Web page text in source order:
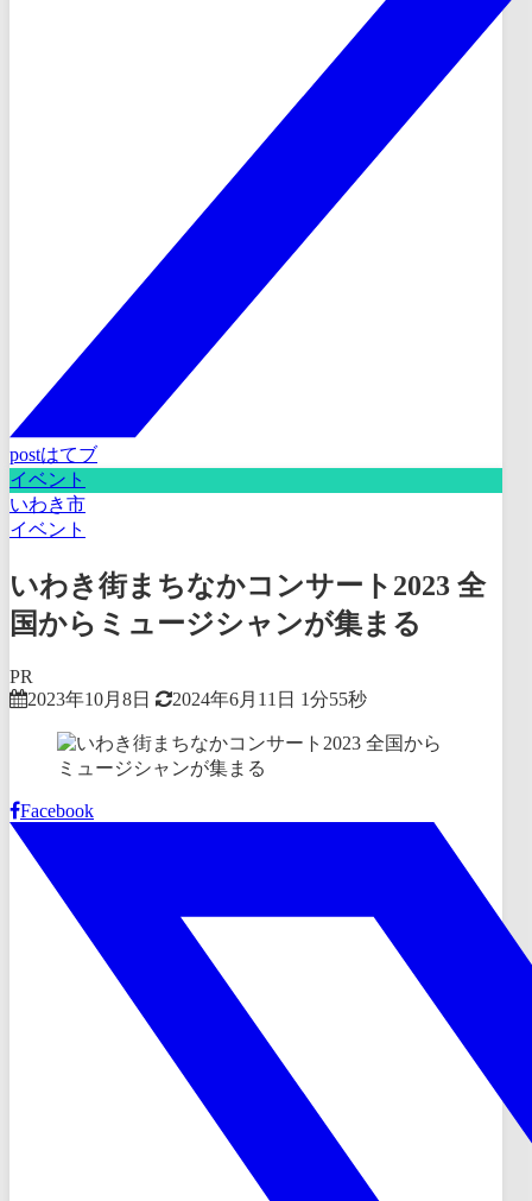
postはてブ
イベント
いわき市
イベント
いわき街まちなかコンサート2023 全
国からミュージシャンが集まる
PR
2023年10月8日
2024年6月11日 1分55秒
Facebook